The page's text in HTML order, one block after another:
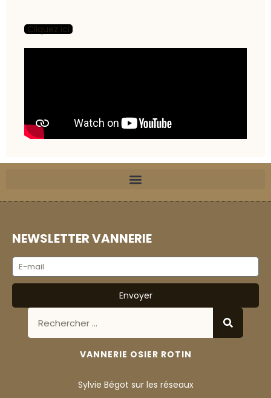
Cliquez ici
NEWSLETTER VANNERIE
Envoyer
VANNERIE OSIER ROTIN
Sylvie Bégot sur les réseaux